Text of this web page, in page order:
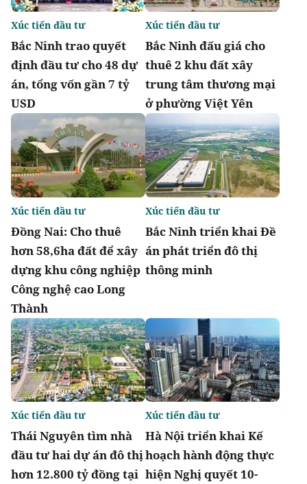
Bắc Ninh trao quyết
định đầu tư cho 48 dự
án, tổng vốn gần 7 tỷ
USD
Xúc tiến đầu tư
Bắc Ninh đấu giá cho
thuê 2 khu đất xây
trung tâm thương mại
ở phường Việt Yên
Xúc tiến đầu tư
Đồng Nai: Cho thuê
hơn 58,6ha đất để xây
dựng khu công nghiệp
Công nghệ cao Long
Thành
Xúc tiến đầu tư
Bắc Ninh triển khai Đề
án phát triển đô thị
thông minh
Xúc tiến đầu tư
Thái Nguyên tìm nhà
đầu tư hai dự án đô thị
hơn 12.800 tỷ đồng tại
Xúc tiến đầu tư
Hà Nội triển khai Kế
hoạch hành động thực
hiện Nghị quyết 10-
Xúc tiến đầu tư